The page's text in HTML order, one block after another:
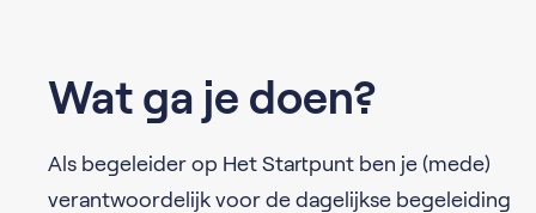
Wat ga je doen?
Als begeleider op Het Startpunt ben je (mede)
verantwoordelijk voor de dagelijkse begeleiding